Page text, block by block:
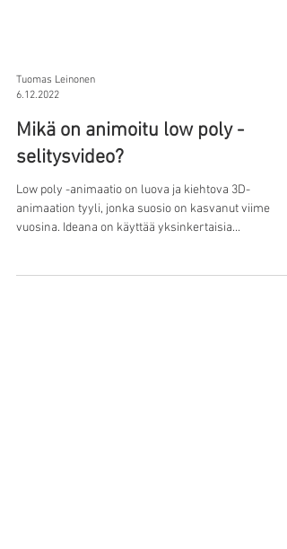
Tuomas Leinonen
6.12.2022
Mikä on animoitu low poly -
selitysvideo?
Low poly -animaatio on luova ja kiehtova 3D-